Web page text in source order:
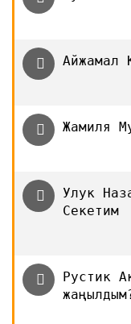
Айжамал
Жамиля
Улук
Секетим
Рустик